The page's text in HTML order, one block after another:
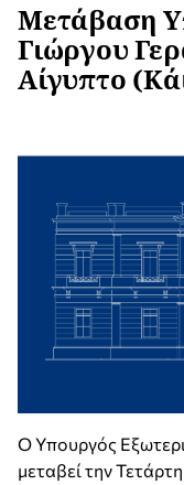
Μετάβαση
Γιώργου
Αίγυπτο
Ο Υπουργός
μεταβεί την